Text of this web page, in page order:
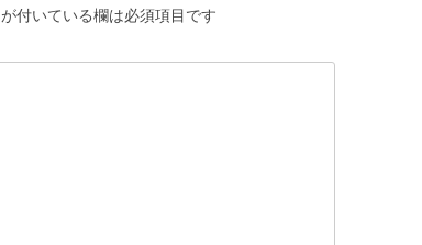
が付いている欄は必須項目です